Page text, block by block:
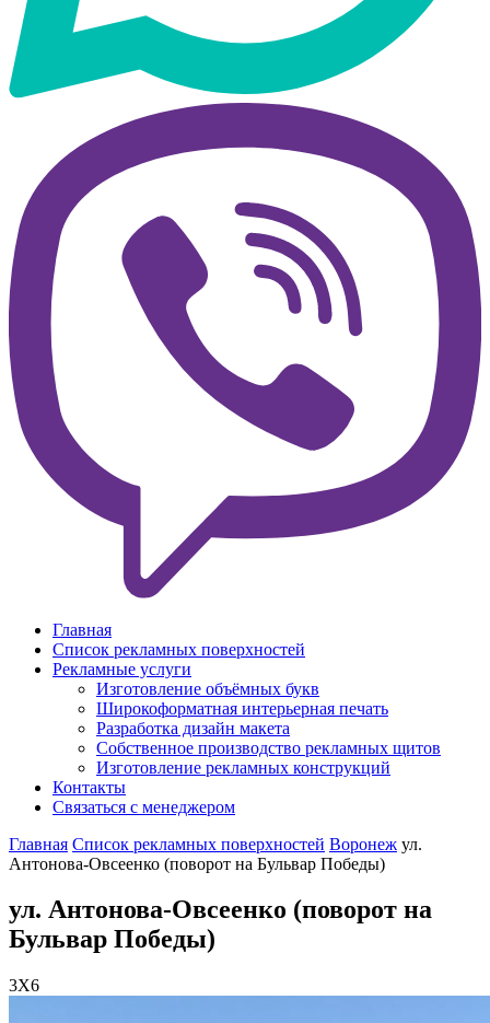
Главная
Список рекламных поверхностей
Рекламные услуги
Изготовление объёмных букв
Широкоформатная интерьерная печать
Разработка дизайн макета
Собственное производство рекламных щитов
Изготовление рекламных конструкций
Контакты
Связаться с менеджером
Главная Список рекламных поверхностей Воронеж ул.
Антонова-Овсеенко (поворот на Бульвар Победы)
ул. Антонова-Овсеенко (поворот на
Бульвар Победы)
3X6